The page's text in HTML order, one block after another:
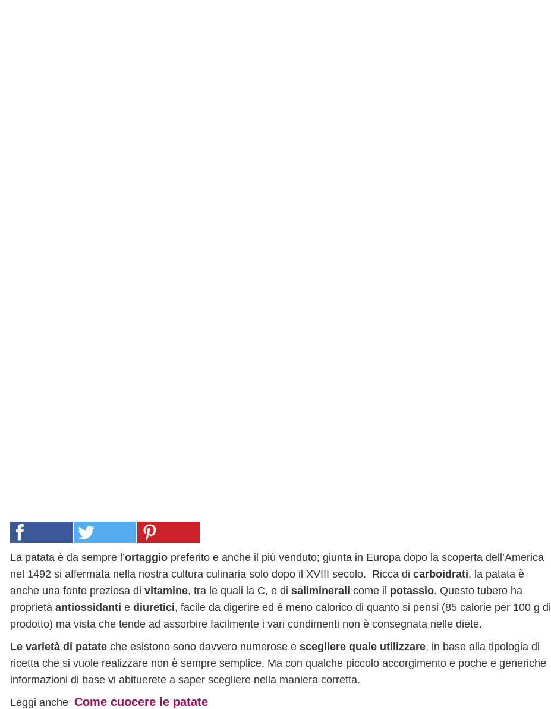
La patata è da sempre l’ortaggio preferito e anche il più venduto; giunta in Europa dopo la scoperta dell’America
nel 1492 si affermata nella nostra cultura culinaria solo dopo il XVIII secolo. Ricca di carboidrati, la patata è
anche una fonte preziosa di vitamine, tra le quali la C, e di saliminerali come il potassio. Questo tubero ha
proprietà antiossidanti e diuretici, facile da digerire ed è meno calorico di quanto si pensi (85 calorie per 100 g di
prodotto) ma vista che tende ad assorbire facilmente i vari condimenti non è consegnata nelle diete.
Le varietà di patate che esistono sono davvero numerose e scegliere quale utilizzare, in base alla tipologia di
ricetta che si vuole realizzare non è sempre semplice. Ma con qualche piccolo accorgimento e poche e generiche
informazioni di base vi abituerete a saper scegliere nella maniera corretta.
Leggi anche Come cuocere le patate